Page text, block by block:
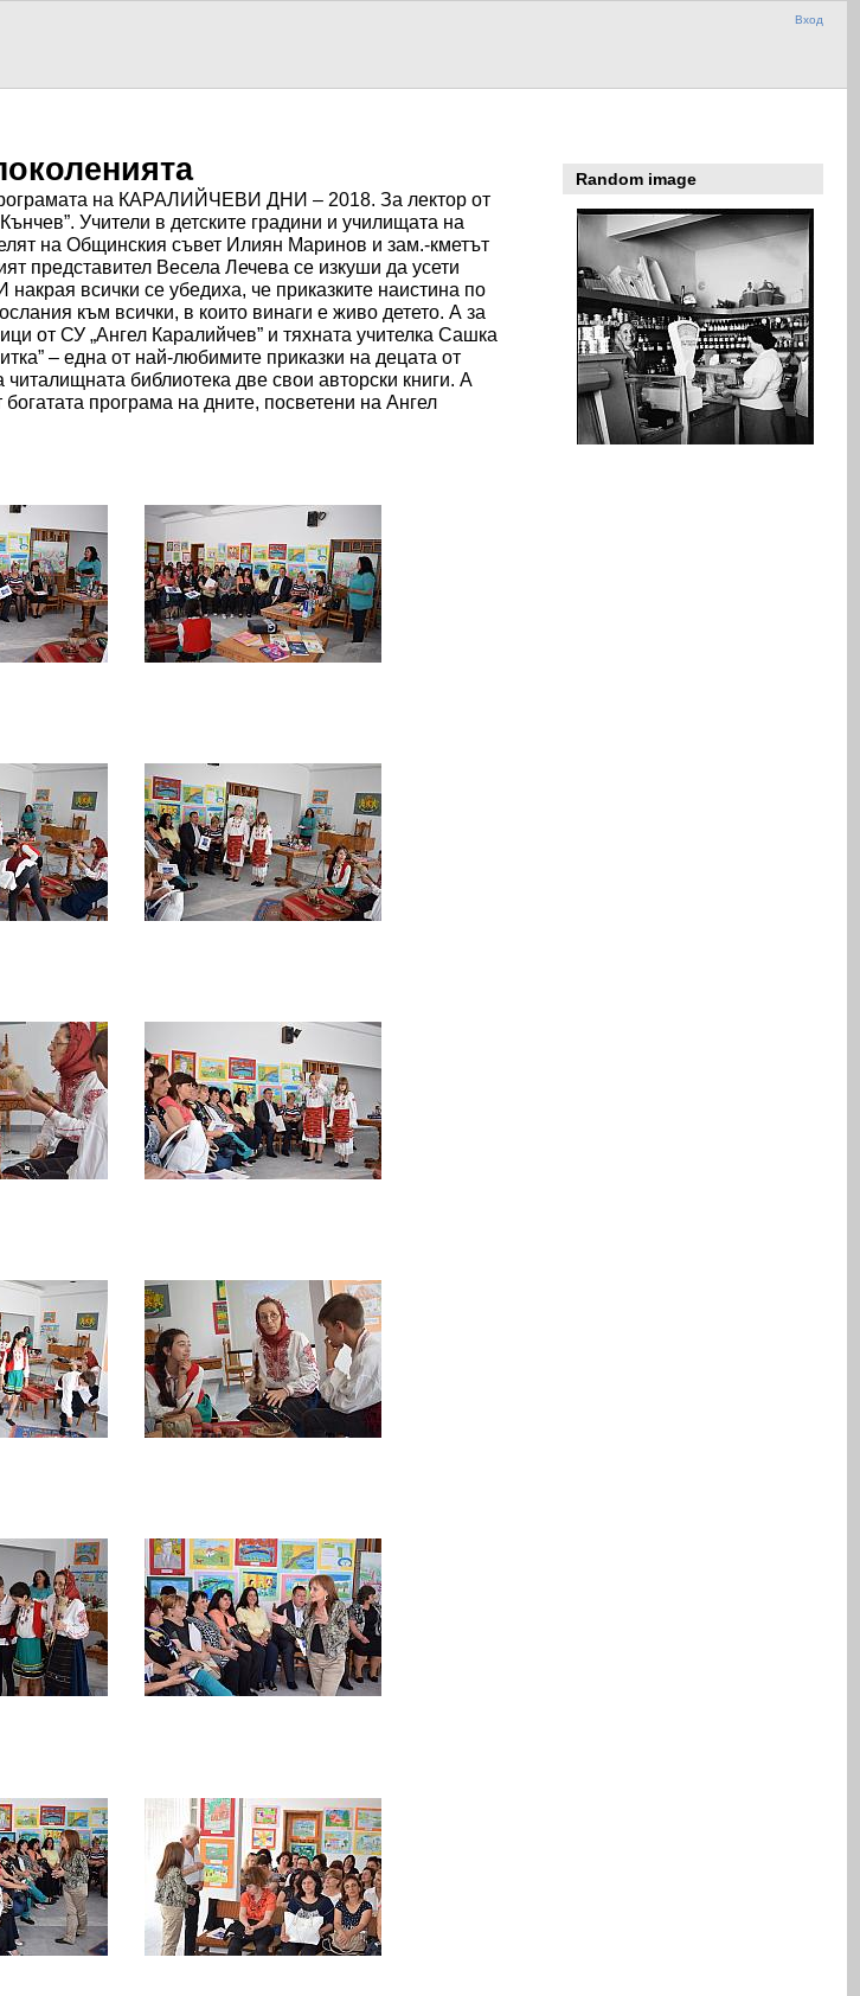
Вход
на КАРАЛИЙЧЕВИ ДНИ – 2018. За лектор от
Учители в детските градини и училищата на
на Общинския съвет Илиян Маринов и зам.-кметът
представител Весела Лечева се изкуши да усети
всички се убедиха, че приказките наистина по
към всички, в които винаги е живо детето. А за
от СУ „Ангел Каралийчев” и тяхната учителка Сашка
– една от най-любимите приказки на децата от
библиотека две свои авторски книги. А
програма на дните, посветени на Ангел
Random image